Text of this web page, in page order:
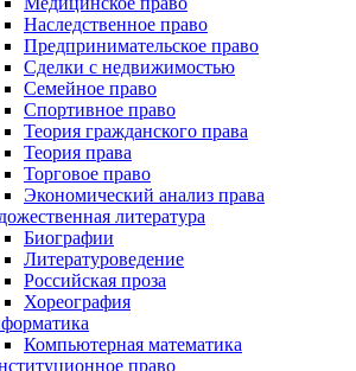
Наследственное право
Предпринимательское право
Сделки с недвижимостью
Семейное право
Спортивное право
Теория гражданского права
Теория права
Торговое право
Экономический анализ права
литература
Биографии
Литературоведение
Российская проза
Хореография
Компьютерная математика
право